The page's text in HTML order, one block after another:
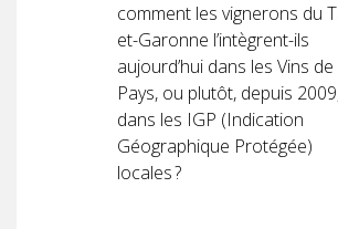
comment les vignerons du
et-Garonne l’intègrent-ils
aujourd’hui dans les Vins de
Pays, ou plutôt, depuis
dans les IGP (Indication
Géographique Protégée)
locales ?